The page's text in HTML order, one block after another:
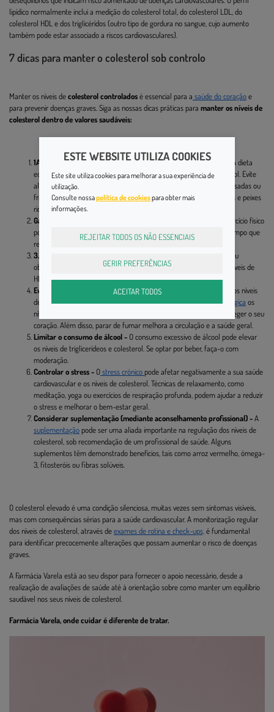
lipídico normalmente inclui a medição do colesterol total, do colesterol LDL, do
colesterol HDL e dos triglicérídos (outro tipo de gordura no sangue, cujo aumento
também pode estar associado a riscos cardiovasculares).
7 dicas para manter o colesterol sob controlo
Manter os níveis decolesterol controladosé essencial para a saúde do coraçãoe
para prevenir doenças graves. Siga as nossas dicas práticas para manter os níveis de
colesterol dentro de valores saudáveis:
1Adotar uma alimentação saudável para o coração -Manter uma dieta
equilibrada é uma das formas mais eficazes de controlar o colesterol. Evite
alimentos ricos em gorduras saturadas e trans, como carnes processadas ou
fritos, e aposte em gorduras saudáveis (como azeite, abacate, nozes e peixes
ricos em ómega-3) e fibras solúveis (aveia, feijão, maçãs, cenouras).
Garantir que se exercita regularmente -
A prática regular de exercício físico
pode aumentar os níveis de HDL (o "bom" colesterol), ao mesmo tempo que
reduz os níveis de LDL e triglicérídos.
3. Manter um peso saudável:
Estar acima do peso recomendado ou
obesidade pode aumentar os níveis de colesterol LDL e reduzir os níveis de
HDL.
Evitar o tabagismo -
Fumar prejudica os vasos sanguíneos e reduz os níveis
de HDL, o colesterol "bom". Perante uma situação decessação tabágica os
níveis de HDL podem começar a melhorar, o que pode ajudar a proteger o seu
coração. Além disso, parar de fumar melhora a circulação e a saúde geral.
Limitar o consumo de álcool - O consumo excessivo de álcool pode elevar
os níveis de triglicerídeos e colesterol. Se optar por beber, faça-o com
moderação.
Controlar o stress - Ostress crónicopode afetar negativamente a sua saúde
cardiovascular e os níveis de colesterol. Técnicas de relaxamento, como
meditação, yoga ou exercícios de respiração profunda, podem ajudar a reduzir
o stress e melhorar o bem-estar geral.
Considerar suplementação (mediante aconselhamento profissional) -A
suplementaçãopode ser uma aliada importante na regulação dos níveis de
colesterol, sob recomendação de um profissional de saúde. Alguns
suplementos têm demonstrado benefícios, tais como arroz vermelho, ómega-
3, fitosteróis ou fibras solúveis.
O colesterol elevado é uma condição silenciosa, muitas vezes sem sintomas visíveis,
mas com consequências sérias para a saúde cardiovascular. A monitorização regular
dos níveis de colesterol, através deexames de rotina e check-ups, é fundamental
para identificar precocemente alterações que possam aumentar o risco de doenças
graves.
A Farmácia Varela está ao seu dispor para fornecer o apoio necessário, desde a
realização de avaliações de saúde até à orientação sobre como manter um equilíbrio
saudável nos seus níveis de colesterol.
Farmácia Varela, onde cuidar é diferente de tratar.
ESTE WEBSITE UTILIZA COOKIES
Este site utiliza cookies para melhorar a sua experiência de
utilização.
Consulte nossapolítica de cookiespara obter mais
informações.
REJEITAR TODOS OS NÃO ESSENCIAIS
GERIR PREFERÊNCIAS
ACEITAR TODOS